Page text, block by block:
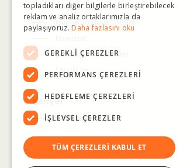
Değişim Yelpazesi
İşvereni Yakan Sorular
Duyurular / Haberler
Etkinlikler
Kariyer
Aktif İlanlar
topladıkları diğer bilgilerle birleştirebilecek
reklam ve analiz ortaklarımızla da
paylaşıyoruz. Daha fazlasını oku
GEREKLI ÇEREZLER
PERFORMANS ÇEREZLERI
HEDEFLEME ÇEREZLERI
İŞLEVSEL ÇEREZLER
TÜM ÇEREZLERI KABUL ET